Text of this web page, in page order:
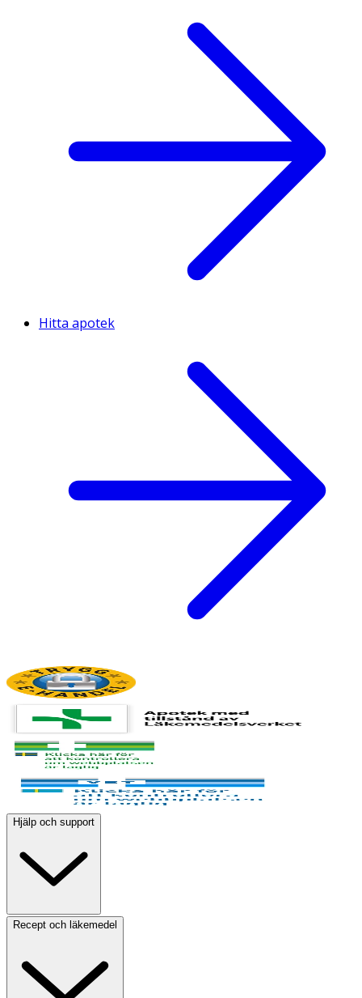
Hitta apotek
Hjälp och support
Recept och läkemedel